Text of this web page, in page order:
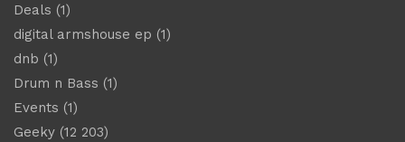
Deals (1)
digital armshouse ep (1)
dnb (1)
Drum n Bass (1)
Events (1)
Geeky (12 203)